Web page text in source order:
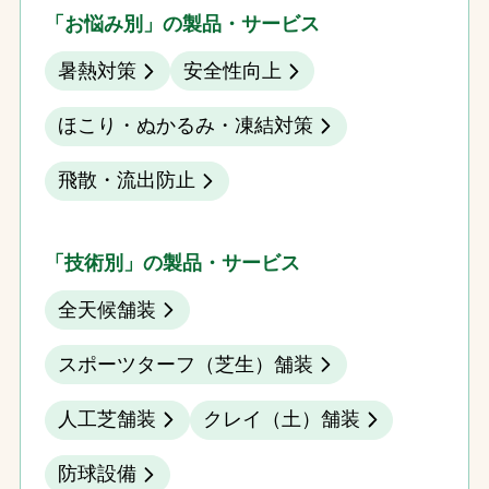
「お悩み別」の製品・サービス
暑熱対策 安全性向上
ほこり・ぬかるみ・凍結対策
飛散・流出防止
「技術別」の製品・サービス
全天候舗装
スポーツターフ（芝生）舗装
人工芝舗装 クレイ（土）舗装
防球設備